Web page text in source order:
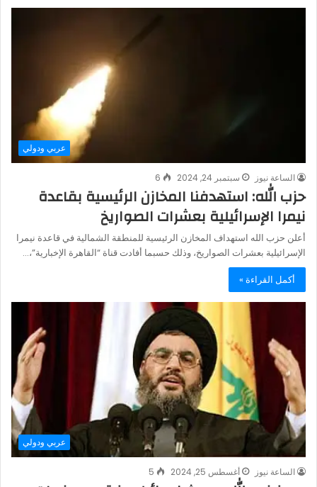
عربي ودولي
الساعة نيوز سبتمبر 24, 2024 6
حزب الله: استهدفنا المخازن الرئيسية بقاعدة
نيمرا الإسرائيلية بعشرات الصواريخ
أعلن حزب الله استهداف المخازن الرئيسية للمنطقة الشمالية في قاعدة نيمرا
الإسرائيلية بعشرات الصواريخ، وذلك حسبما أفادت قناة “القاهرة الإخبارية”،…
أكمل القراءة »
عربي ودولي
الساعة نيوز أغسطس 25, 2024 5